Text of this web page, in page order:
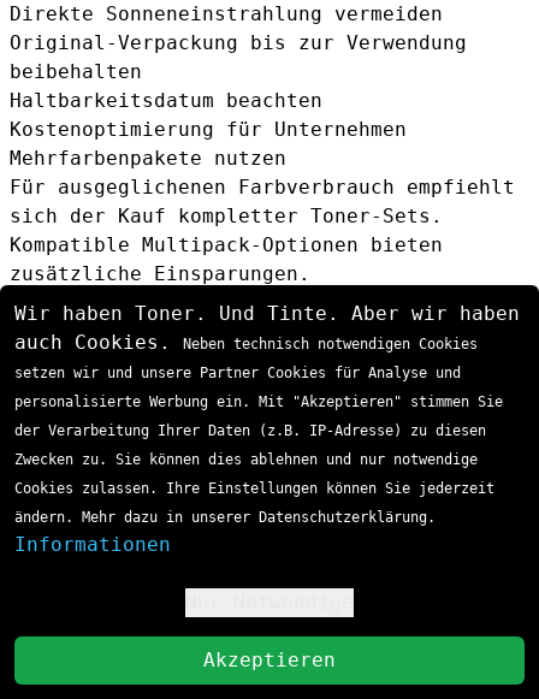
Direkte Sonneneinstrahlung vermeiden
Original-Verpackung bis zur Verwendung
beibehalten
Haltbarkeitsdatum beachten
Kostenoptimierung für Unternehmen
Mehrfarbenpakete nutzen
Für ausgeglichenen Farbverbrauch empfiehlt
sich der Kauf kompletter Toner-Sets.
Kompatible Multipack-Optionen bieten
zusätzliche Einsparungen.
Druckvolumen analysieren
Die Wahl zwischen TN-321 (1.500 Seiten),
TN-326 (3.500 Seiten) oder TN-329 (6.000
monatlichen Druckvolumen erfolgen.
Lagerbestandsmanagement
Bei regelmässigem hohen Druckaufkommen kann
die Bevorratung mit TN-329Y Tonern zu
Mengenrabatten führen.
Wie lange hält eine Brother TN-329Y
Tonerkartusche?Der TN-329Y Toner liefert
bis zu 6.000 Seiten bei 5% Deckung gemäss
ISO/IEC 19798 Standard. Die tatsächliche
Wir haben Toner. Und Tinte. Aber wir haben
auch Cookies.
Neben technisch notwendigen Cookies
setzen wir und unsere Partner Cookies für Analyse und
personalisierte Werbung ein. Mit "Akzeptieren" stimmen Sie
der Verarbeitung Ihrer Daten (z.B. IP-Adresse) zu diesen
Zwecken zu. Sie können dies ablehnen und nur notwendige
Cookies zulassen. Ihre Einstellungen können Sie jederzeit
ändern. Mehr dazu in unserer Datenschutzerklärung.
Informationen
Akzeptieren